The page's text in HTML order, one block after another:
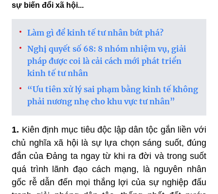
sự biến đổi xã hội...
Làm gì để kinh tế tư nhân bứt phá?
Nghị quyết số 68: 8 nhóm nhiệm vụ, giải
pháp được coi là cải cách mới phát triển
kinh tế tư nhân
“Ưu tiên xử lý sai phạm bằng kinh tế không
phải nương nhẹ cho khu vực tư nhân”
1. Kiên định mục tiêu độc lập dân tộc gắn liền với
chủ nghĩa xã hội là sự lựa chọn sáng suốt, đúng
đắn của Đảng ta ngay từ khi ra đời và trong suốt
quá trình lãnh đạo cách mạng, là nguyên nhân
gốc rễ dẫn đến mọi thắng lợi của sự nghiệp đấu